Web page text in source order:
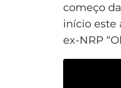
começo
início este
ex-NRP